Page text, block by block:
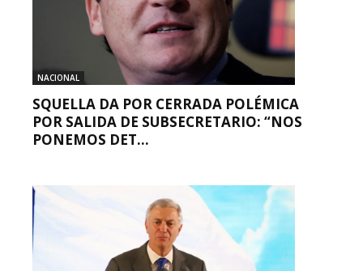
NACIONAL
SQUELLA DA POR CERRADA POLÉMICA
POR SALIDA DE SUBSECRETARIO: “NOS
PONEMOS DET...